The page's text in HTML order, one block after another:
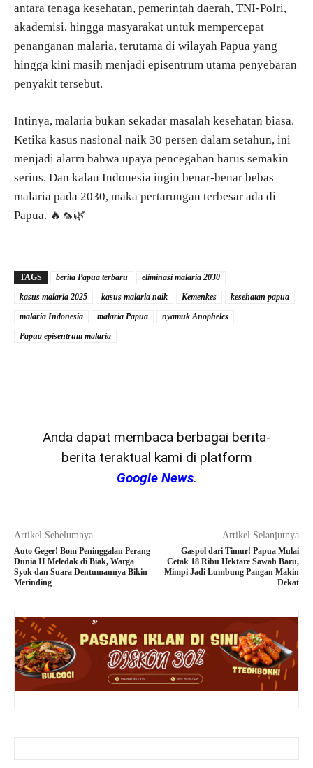
antara tenaga kesehatan, pemerintah daerah, TNI-Polri,
akademisi, hingga masyarakat untuk mempercepat
penanganan malaria, terutama di wilayah Papua yang
hingga kini masih menjadi episentrum utama penyebaran
penyakit tersebut.
Intinya, malaria bukan sekadar masalah kesehatan biasa.
Ketika kasus nasional naik 30 persen dalam setahun, ini
menjadi alarm bahwa upaya pencegahan harus semakin
serius. Dan kalau Indonesia ingin benar-benar bebas
malaria pada 2030, maka pertarungan terbesar ada di
Papua. 🔥🦟🌿
TAGS berita Papua terbaru
eliminasi malaria 2030
kasus malaria 2025
kasus malaria naik Kemenkes
kesehatan papua
malaria Indonesia
malaria Papua
nyamuk Anopheles
Papua episentrum malaria
Anda dapat membaca berbagai berita-
berita teraktual kami di platform
Google News.
Artikel Sebelumnya
Auto Geger! Bom Peninggalan Perang
Dunia II Meledak di Biak, Warga
Syok dan Suara Dentumannya Bikin
Merinding
Artikel Selanjutnya
Gaspol dari Timur! Papua Mulai
Cetak 18 Ribu Hektare Sawah Baru,
Mimpi Jadi Lumbung Pangan Makin
Dekat